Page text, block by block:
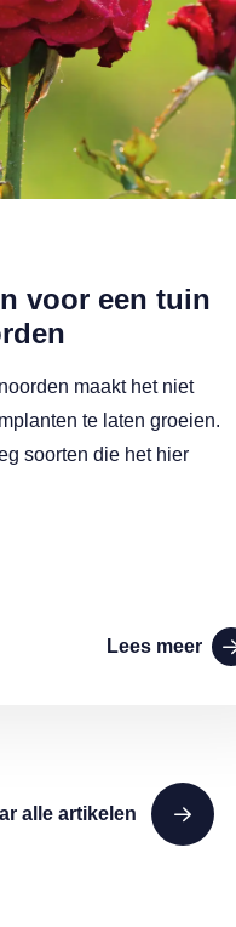
voor een tuin
maakt het niet
te laten groeien.
soorten die het hier
Lees meer
alle artikelen